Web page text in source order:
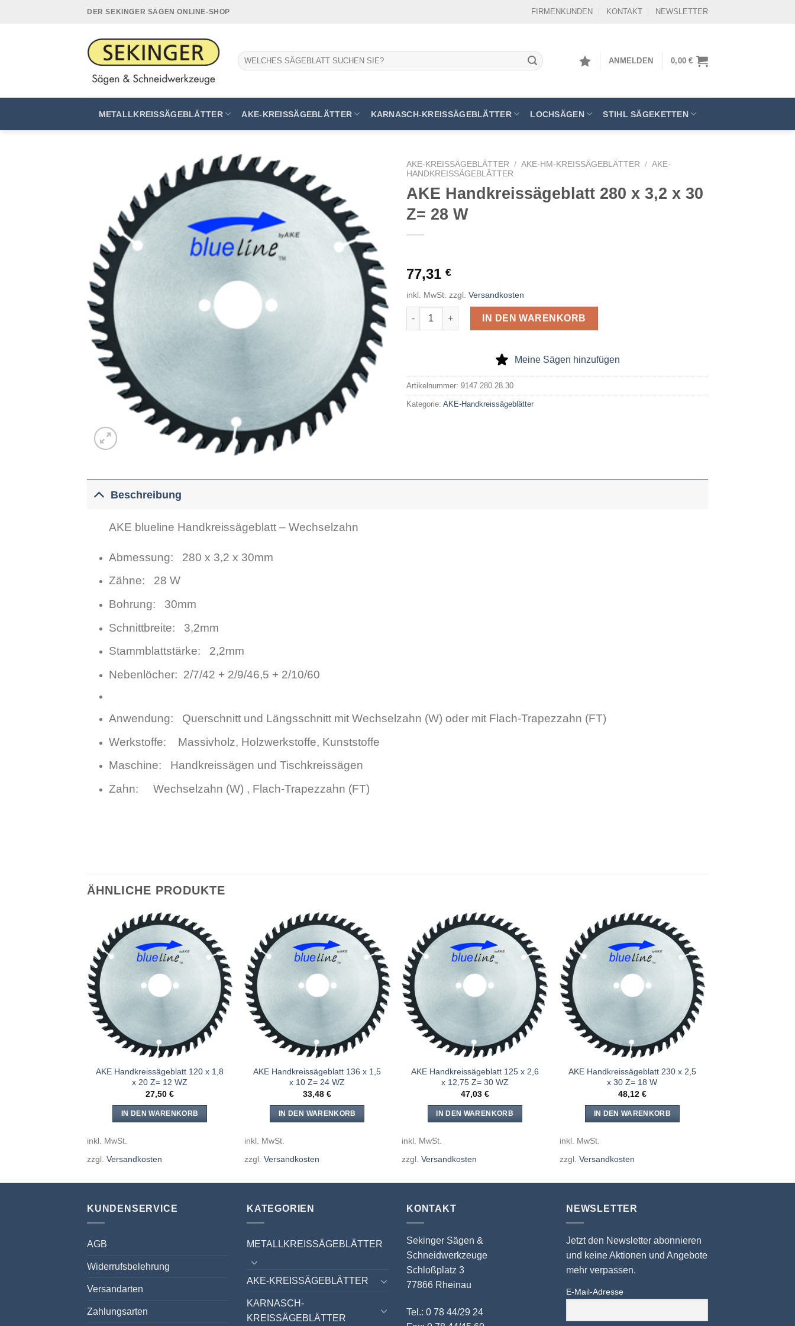
DER SEKINGER SÄGEN ONLINE-SHOP FIRMENKUNDEN KONTAKT NEWSLETTER
Suchen
nach:
ANMELDEN 0,00€
METALLKREISSÄGEBLÄTTER AKE-KREISSÄGEBLÄTTER KARNASCH-KREISSÄGEBLÄTTER LOCHSÄGEN STIHL SÄGEKETTEN
Meine
Sägen
hinzufügen
AKE-KREISSÄGEBLÄTTER / AKE-HM-KREISSÄGEBLÄTTER / AKE-
HANDKREISSÄGEBLÄTTER
AKE Handkreissägeblatt 280 x 3,2 x 30
Z= 28 W
77,31 €
inkl. MwSt. zzgl. Versandkosten
AKE Handkreissägeblatt 280 x 3,2 x 30 Z= 28 W Menge
IN DEN WARENKORB
Meine Sägen hinzufügen
Artikelnummer: 9147.280.28.30
Kategorie: AKE-Handkreissägeblätter
Beschreibung
AKE blueline Handkreissägeblatt – Wechselzahn
Abmessung: 280 x 3,2 x 30mm
Zähne: 28 W
Bohrung: 30mm
Schnittbreite: 3,2mm
Stammblattstärke: 2,2mm
Nebenlöcher: 2/7/42 + 2/9/46,5 + 2/10/60
Anwendung: Querschnitt und Längsschnitt mit Wechselzahn (W) oder mit Flach-Trapezzahn (FT)
Werkstoffe: Massivholz, Holzwerkstoffe, Kunststoffe
Maschine: Handkreissägen und Tischkreissägen
Zahn: Wechselzahn (W) , Flach-Trapezzahn (FT)
ÄHNLICHE PRODUKTE
hinzufügen
AKE Handkreissägeblatt 120 x 1,8
x 20 Z= 12 WZ
27,50€
IN DEN WARENKORB
inkl. MwSt.
zzgl. Versandkosten
hinzufügen
AKE Handkreissägeblatt 136 x 1,5
x 10 Z= 24 WZ
33,48€
IN DEN WARENKORB
inkl. MwSt.
zzgl.Versandkosten
hinzufügen
AKE Handkreissägeblatt 125 x 2,6
x 12,75 Z= 30 WZ
47,03 €
IN DEN WARENKORB
inkl. MwSt.
zzgl.Versandkosten
hinzufügen
AKE Handkreissägeblatt 230 x 2,5
x 30 Z= 18 W
48,12 €
IN DEN WARENKORB
inkl. MwSt.
zzgl. Versandkosten
KUNDENSERVICE
AGB
Widerrufsbelehrung
Versandarten
Zahlungsarten
KATEGORIEN
METALLKREISSÄGEBLÄTTER
AKE-KREISSÄGEBLÄTTER
KARNASCH-
KREISSÄGEBLÄTTER
KONTAKT
Sekinger Sägen &
Schneidwerkzeuge
Schloßplatz 3
77866 Rheinau
Tel.: 0 78 44/29 24
NEWSLETTER
Jetzt den Newsletter abonnieren
und keine Aktionen und Angebote
mehr verpassen.
E-Mail-Adresse